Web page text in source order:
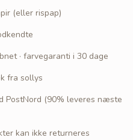
(eller rispap)
· farvegaranti i 30 dage
fra sollys
PostNord (90% leveres næste
kan ikke returneres